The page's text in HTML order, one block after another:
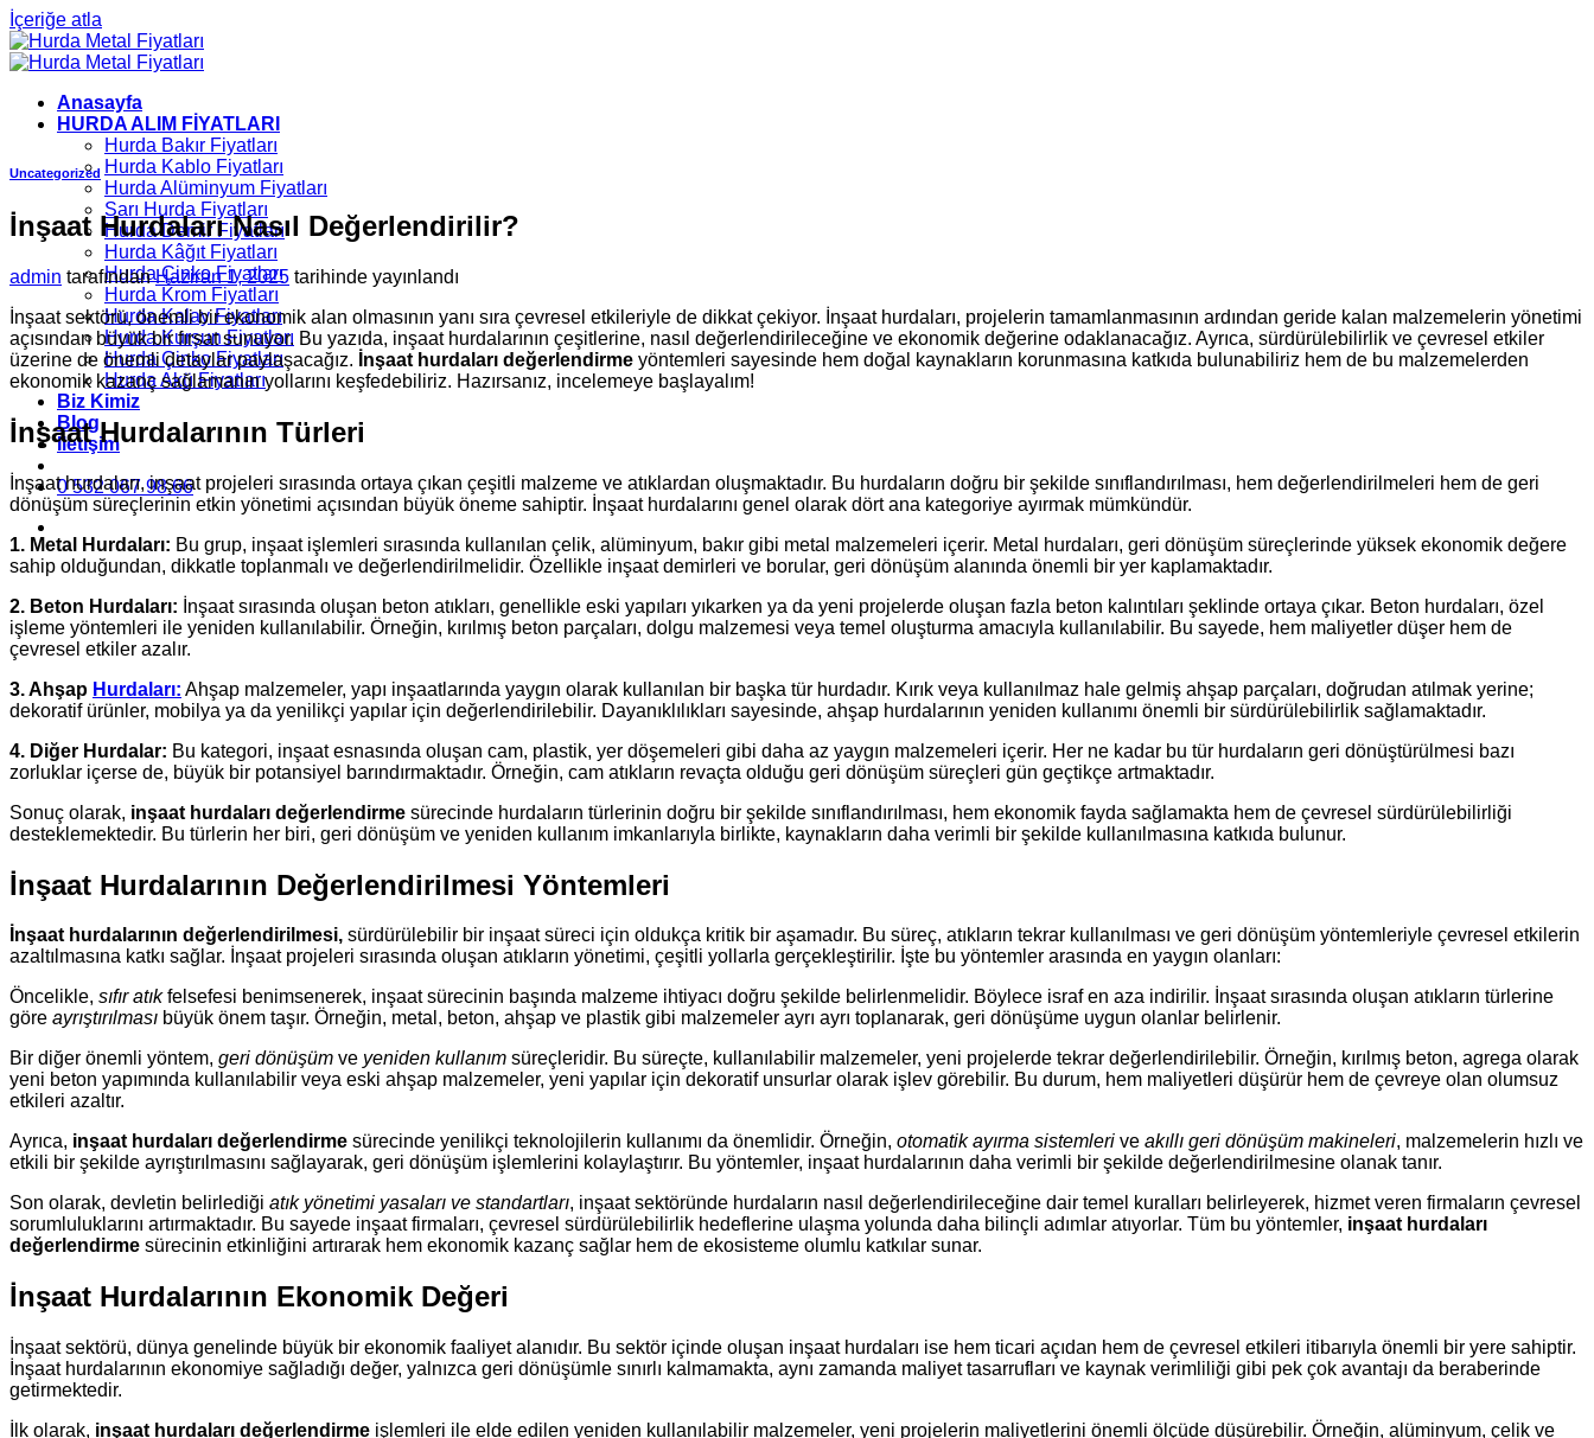
İçeriğe atla
Anasayfa
HURDA ALIM FİYATLARI
Hurda Bakır Fiyatları
Hurda Kablo Fiyatları
Hurda Alüminyum Fiyatları
Sarı Hurda Fiyatları
Hurda Demir Fiyatları
Hurda Kâğıt Fiyatları
Hurda Çinko Fiyatları
Hurda Krom Fiyatları
Hurda Kalay Fiyatları
Hurda Kurşun Fiyatları
Hurda Çinko Fiyatları
Hurda Akü Fiyatları
Biz Kimiz
Blog
İletişim
0 532 067 98 66
Uncategorized
İnşaat Hurdaları Nasıl Değerlendirilir?
admin tarafından Haziran 1, 2025 tarihinde yayınlandı
İnşaat sektörü, önemli bir ekonomik alan olmasının yanı sıra çevresel etkileriyle de dikkat çekiyor. İnşaat hurdaları, projelerin tamamlanmasının ardından geride kalan malzemelerin yönetimi
açısından büyük bir fırsat sunuyor. Bu yazıda, inşaat hurdalarının çeşitlerine, nasıl değerlendirileceğine ve ekonomik değerine odaklanacağız. Ayrıca, sürdürülebilirlik ve çevresel etkiler
üzerine de önemli detaylar paylaşacağız. İnşaat hurdaları değerlendirme yöntemleri sayesinde hem doğal kaynakların korunmasına katkıda bulunabiliriz hem de bu malzemelerden
ekonomik kazanç sağlamanın yollarını keşfedebiliriz. Hazırsanız, incelemeye başlayalım!
İnşaat Hurdalarının Türleri
İnşaat hurdaları, inşaat projeleri sırasında ortaya çıkan çeşitli malzeme ve atıklardan oluşmaktadır. Bu hurdaların doğru bir şekilde sınıflandırılması, hem değerlendirilmeleri hem de geri
dönüşüm süreçlerinin etkin yönetimi açısından büyük öneme sahiptir. İnşaat hurdalarını genel olarak dört ana kategoriye ayırmak mümkündür.
1. Metal Hurdaları: Bu grup, inşaat işlemleri sırasında kullanılan çelik, alüminyum, bakır gibi metal malzemeleri içerir. Metal hurdaları, geri dönüşüm süreçlerinde yüksek ekonomik değere
sahip olduğundan, dikkatle toplanmalı ve değerlendirilmelidir. Özellikle inşaat demirleri ve borular, geri dönüşüm alanında önemli bir yer kaplamaktadır.
2. Beton Hurdaları: İnşaat sırasında oluşan beton atıkları, genellikle eski yapıları yıkarken ya da yeni projelerde oluşan fazla beton kalıntıları şeklinde ortaya çıkar. Beton hurdaları, özel
işleme yöntemleri ile yeniden kullanılabilir. Örneğin, kırılmış beton parçaları, dolgu malzemesi veya temel oluşturma amacıyla kullanılabilir. Bu sayede, hem maliyetler düşer hem de
çevresel etkiler azalır.
3. Ahşap Hurdaları: Ahşap malzemeler, yapı inşaatlarında yaygın olarak kullanılan bir başka tür hurdadır. Kırık veya kullanılmaz hale gelmiş ahşap parçaları, doğrudan atılmak yerine;
dekoratif ürünler, mobilya ya da yenilikçi yapılar için değerlendirilebilir. Dayanıklılıkları sayesinde, ahşap hurdalarının yeniden kullanımı önemli bir sürdürülebilirlik sağlamaktadır.
4. Diğer Hurdalar: Bu kategori, inşaat esnasında oluşan cam, plastik, yer döşemeleri gibi daha az yaygın malzemeleri içerir. Her ne kadar bu tür hurdaların geri dönüştürülmesi bazı
zorluklar içerse de, büyük bir potansiyel barındırmaktadır. Örneğin, cam atıkların revaçta olduğu geri dönüşüm süreçleri gün geçtikçe artmaktadır.
Sonuç olarak, inşaat hurdaları değerlendirme sürecinde hurdaların türlerinin doğru bir şekilde sınıflandırılması, hem ekonomik fayda sağlamakta hem de çevresel sürdürülebilirliği
desteklemektedir. Bu türlerin her biri, geri dönüşüm ve yeniden kullanım imkanlarıyla birlikte, kaynakların daha verimli bir şekilde kullanılmasına katkıda bulunur.
İnşaat Hurdalarının Değerlendirilmesi Yöntemleri
İnşaat hurdalarının değerlendirilmesi, sürdürülebilir bir inşaat süreci için oldukça kritik bir aşamadır. Bu süreç, atıkların tekrar kullanılması ve geri dönüşüm yöntemleriyle çevresel etkilerin
azaltılmasına katkı sağlar. İnşaat projeleri sırasında oluşan atıkların yönetimi, çeşitli yollarla gerçekleştirilir. İşte bu yöntemler arasında en yaygın olanları:
Öncelikle, sıfır atıkfelsefesi benimsenerek, inşaat sürecinin başında malzeme ihtiyacı doğru şekilde belirlenmelidir. Böylece israf en aza indirilir. İnşaat sırasında oluşan atıkların türlerine
göre ayrıştırılması büyük önem taşır. Örneğin, metal, beton, ahşap ve plastik gibi malzemeler ayrı ayrı toplanarak, geri dönüşüme uygun olanlar belirlenir.
Bir diğer önemli yöntem, geri dönüşüm ve yeniden kullanım süreçleridir. Bu süreçte, kullanılabilir malzemeler, yeni projelerde tekrar değerlendirilebilir. Örneğin, kırılmış beton, agrega olarak
yeni beton yapımında kullanılabilir veya eski ahşap malzemeler, yeni yapılar için dekoratif unsurlar olarak işlev görebilir. Bu durum, hem maliyetleri düşürür hem de çevreye olan olumsuz
etkileri azaltır.
Ayrıca, inşaat hurdaları değerlendirme sürecinde yenilikçi teknolojilerin kullanımı da önemlidir. Örneğin, otomatik ayırma sistemleri ve akıllı geri dönüşüm makineleri, malzemelerin hızlı ve
etkili bir şekilde ayrıştırılmasını sağlayarak, geri dönüşüm işlemlerini kolaylaştırır. Bu yöntemler, inşaat hurdalarının daha verimli bir şekilde değerlendirilmesine olanak tanır.
Son olarak, devletin belirlediği atık yönetimi yasaları ve standartları, inşaat sektöründe hurdaların nasıl değerlendirileceğine dair temel kuralları belirleyerek, hizmet veren firmaların çevresel
sorumluluklarını artırmaktadır. Bu sayede inşaat firmaları, çevresel sürdürülebilirlik hedeflerine ulaşma yolunda daha bilinçli adımlar atıyorlar. Tüm bu yöntemler, inşaat hurdaları
değerlendirme sürecinin etkinliğini artırarak hem ekonomik kazanç sağlar hem de ekosisteme olumlu katkılar sunar.
İnşaat Hurdalarının Ekonomik Değeri
İnşaat sektörü, dünya genelinde büyük bir ekonomik faaliyet alanıdır. Bu sektör içinde oluşan inşaat hurdaları ise hem ticari açıdan hem de çevresel etkileri itibarıyla önemli bir yere sahiptir.
İnşaat hurdalarının ekonomiye sağladığı değer, yalnızca geri dönüşümle sınırlı kalmamakta, aynı zamanda maliyet tasarrufları ve kaynak verimliliği gibi pek çok avantajı da beraberinde
getirmektedir.
İlk olarak, inşaat hurdaları değerlendirme işlemleri ile elde edilen yeniden kullanılabilir malzemeler, yeni projelerin maliyetlerini önemli ölçüde düşürebilir. Örneğin, alüminyum, çelik ve